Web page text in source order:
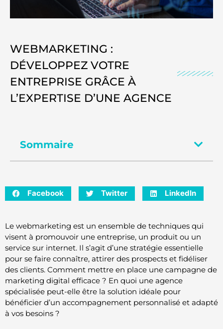
WEBMARKETING :
DÉVELOPPEZ VOTRE
ENTREPRISE GRÂCE À
L’EXPERTISE D’UNE AGENCE
Sommaire
Facebook Twitter LinkedIn
Le webmarketing est un ensemble de techniques qui
visent à promouvoir une entreprise, un produit ou un
service sur internet. Il s’agit d’une stratégie essentielle
pour se faire connaître, attirer des prospects et fidéliser
des clients. Comment mettre en place une campagne de
marketing digital efficace ? En quoi une agence
spécialisée peut-elle être la solution idéale pour
bénéficier d’un accompagnement personnalisé et adapté
à vos besoins ?